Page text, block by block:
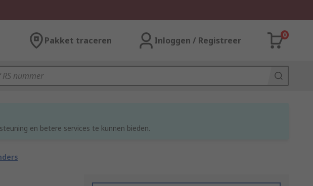
Pakket traceren Inloggen / Registreer
0
en betere services te kunnen bieden.